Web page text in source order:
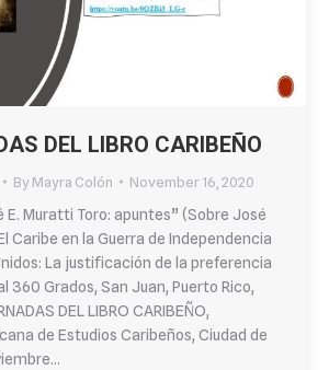
DEL LIBRO CARIBEÑO
ByMayra Colón
November 16, 2020
E. Muratti Toro: apuntes” (Sobre José
Caribe en la Guerra de Independencia
La justificación de la preferencia
360 Grados, San Juan, Puerto Rico,
DEL LIBRO CARIBEÑO,
de Estudios Caribeños, Ciudad de